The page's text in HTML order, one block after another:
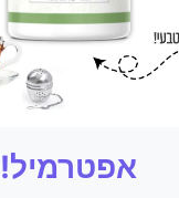
אפטרמיל!